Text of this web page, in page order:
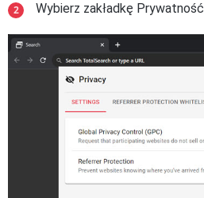
Wybierz zakładkę Prywatność